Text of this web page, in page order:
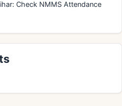
Check NMMS Attendance